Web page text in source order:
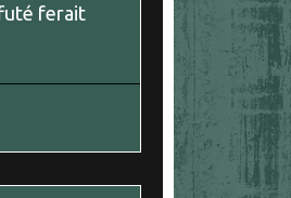
ferait